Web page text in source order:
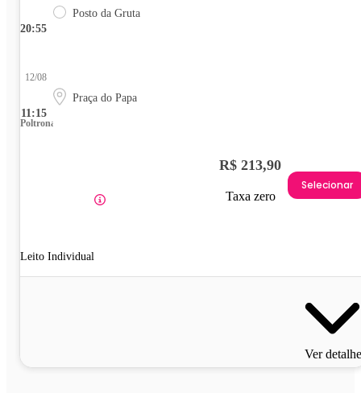
20:55
Posto da Gruta
11:15
12/08
Praça do Papa
Poltrona
Leito Individual
R$ 213,90
Taxa zero
Selecionar
Ver